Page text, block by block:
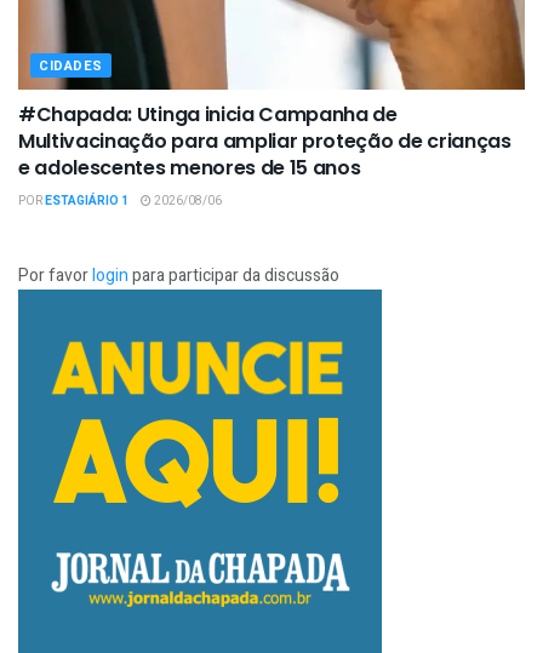
CIDADES
#Chapada: Utinga inicia Campanha de
Multivacinação para ampliar proteção de crianças
e adolescentes menores de 15 anos
PORESTAGIÁRIO 1 2026/08/06
Por favorloginpara participar da discussão